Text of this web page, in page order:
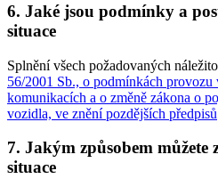
6. Jaké jsou podmínky a
situace
Splnění všech požadovaných
56/2001 Sb., o podmínkách provozu
komunikacích a o změně zákona o
vozidla, ve znění pozdějších předpisů
7. Jakým způsobem můžete
situace